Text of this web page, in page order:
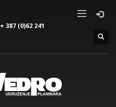
+ 387 (0)62 241